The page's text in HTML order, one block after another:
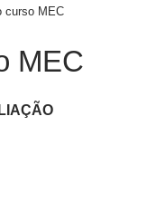
curso MEC
MEC